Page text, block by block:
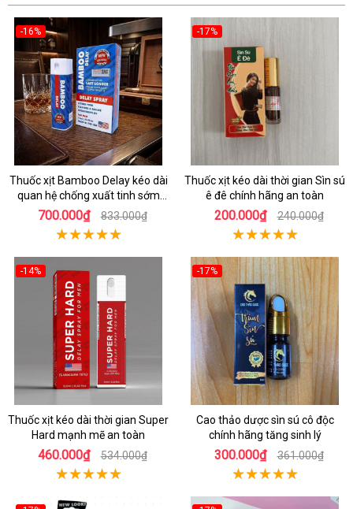
-16%
Thuốc xịt Bamboo Delay kéo dài
quan hệ chống xuất tinh sớm
chính hãng
700.000₫ 833.000₫
-17%
Thuốc xịt kéo dài thời gian Sìn sú
ê đê chính hãng an toàn
200.000₫ 240.000₫
-14%
Thuốc xịt kéo dài thời gian Super
Hard mạnh mẽ an toàn
460.000₫ 534.000₫
-17%
Cao thảo dược sìn sú cô độc
chính hãng tăng sinh lý
300.000₫ 361.000₫